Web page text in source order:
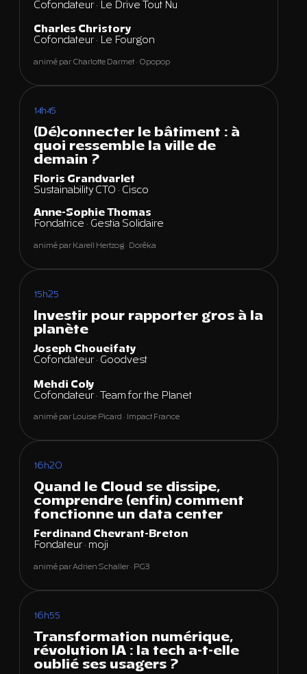
Cofondateur · Le Drive Tout Nu
Charles Christory
Cofondateur · Le Fourgon
animé par Charlotte Darmet · Opopop
14h45
(Dé)connecter le bâtiment : à
quoi ressemble la ville de
demain ?
Floris Grandvarlet
Sustainability CTO · Cisco
Anne-Sophie Thomas
Fondatrice · Gestia Solidaire
animé par Karell Hertzog · Dorêka
15h25
Investir pour rapporter gros à la
planète
Joseph Choueifaty
Cofondateur · Goodvest
Mehdi Coly
Cofondateur · Team for the Planet
animé par Louise Picard · Impact France
16h20
Quand le Cloud se dissipe,
comprendre (enfin) comment
fonctionne un data center
Ferdinand Chevrant-Breton
Fondateur · moji
animé par Adrien Schaller · PG3
16h55
Transformation numérique,
révolution IA : la tech a-t-elle
oublié ses usagers ?